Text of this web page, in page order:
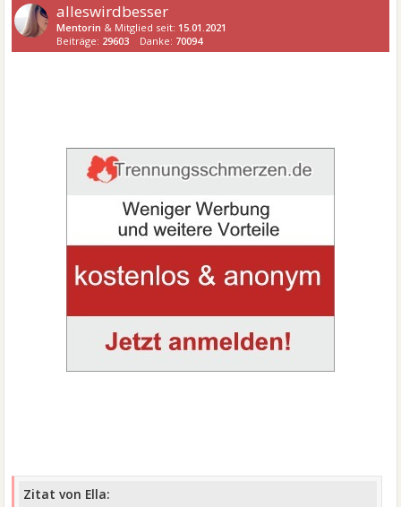
alleswirdbesser
Mentorin & Mitglied seit: 15.01.2021
Beiträge: 29603 Danke: 70094
Zitat von Ella: